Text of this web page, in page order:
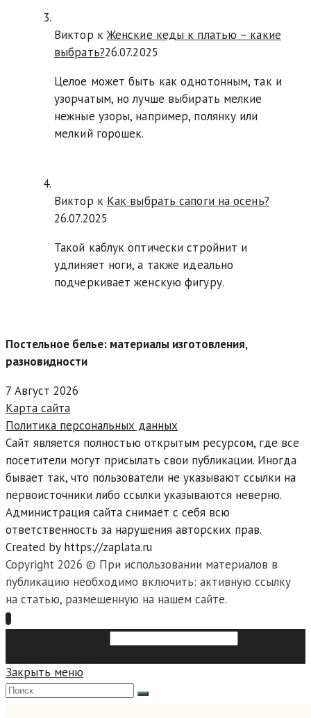
Виктор кЖенские кеды к платью – какие
выбрать?26.07.2025
Целое может быть как однотонным, так и
узорчатым, но лучше выбирать мелкие
нежные узоры, например, полянку или
мелкий горошек.
Виктор к Как выбрать сапоги на осень?
26.07.2025
Такой каблук оптически стройнит и
удлиняет ноги, а также идеально
подчеркивает женскую фигуру.
Постельное белье: материалы изготовления,
разновидности
7 Август 2026
Карта сайта
Политика персональных данных
Сайт является полностью открытым ресурсом, где все
посетители могут присылать свои публикации. Иногда
бывает так, что пользователи не указывают ссылки на
первоисточники либо ссылки указываются неверно.
Администрация сайта снимает с себя всю
ответственность за нарушения авторских прав.
Created by https://zaplata.ru
Copyright 2026 © При использовании материалов в
публикацию необходимо включить: активную ссылку
на статью, размещенную на нашем сайте.
Закрыть меню